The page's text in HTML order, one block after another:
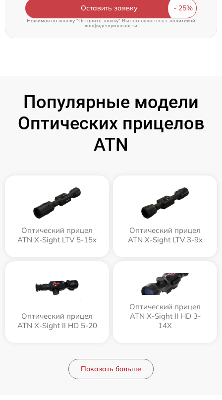
Оставить заявку
Нажимая на кнопку "Оставить заявку" Вы соглашаетесь cполитикой
конфиденциальности
Популярные модели
Оптических прицелов
ATN
Оптический прицел
ATN X-Sight LTV 5-15x
Оптический прицел
ATN X-Sight LTV 3-9x
Оптический прицел
ATN X-Sight II HD 5-20
Оптический прицел
ATN X-Sight II HD 3-
14X
Показать больше